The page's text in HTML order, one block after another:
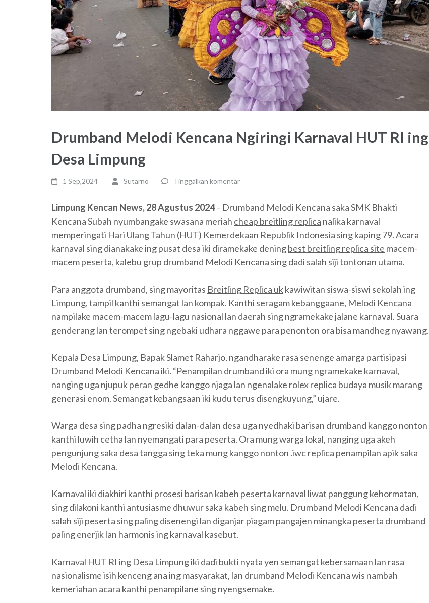
Drumband Melodi Kencana Ngiringi Karnaval HUT RI ing
Desa Limpung
1 Sep,2024 Sutarno Tinggalkan komentar
Limpung Kencan News, 28 Agustus 2024– Drumband Melodi Kencana saka SMK Bhakti
Kencana Subah nyumbangake swasana meriah cheap breitling replica nalika karnaval
memperingati Hari Ulang Tahun (HUT) Kemerdekaan Republik Indonesia sing kaping 79. Acara
karnaval sing dianakake ing pusat desa iki diramekake deningbest breitling replica site macem-
macem peserta, kalebu grup drumband Melodi Kencana sing dadi salah siji tontonan utama.
Para anggota drumband, sing mayoritas Breitling Replica ukkawiwitan siswa-siswi sekolah ing
Limpung, tampil kanthi semangat lan kompak. Kanthi seragam kebanggaane, Melodi Kencana
nampilake macem-macem lagu-lagu nasional lan daerah sing ngramekake jalane karnaval. Suara
genderang lan terompet sing ngebaki udhara nggawe para penonton ora bisa mandheg nyawang.
Kepala Desa Limpung, Bapak Slamet Raharjo, ngandharake rasa senenge amarga partisipasi
Drumband Melodi Kencana iki. “Penampilan drumband iki ora mung ngramekake karnaval,
nanging uga njupuk peran gedhe kanggo njaga lan ngenalake rolex replica budaya musik marang
generasi enom. Semangat kebangsaan iki kudu terus disengkuyung,” ujare.
Warga desa sing padha ngresiki dalan-dalan desa uga nyedhaki barisan drumband kanggo nonton
kanthi luwih cetha lan nyemangati para peserta. Ora mung warga lokal, nanging uga akeh
pengunjung saka desa tangga sing teka mung kanggo nonton .iwc replica penampilan apik saka
Melodi Kencana.
Karnaval iki diakhiri kanthi prosesi barisan kabeh peserta karnaval liwat panggung kehormatan,
sing dilakoni kanthi antusiasme dhuwur saka kabeh sing melu. Drumband Melodi Kencana dadi
salah siji peserta sing paling disenengi lan diganjar piagam pangajen minangka peserta drumband
paling enerjik lan harmonis ing karnaval kasebut.
Karnaval HUT RI ing Desa Limpung iki dadi bukti nyata yen semangat kebersamaan lan rasa
nasionalisme isih kenceng ana ing masyarakat, lan drumband Melodi Kencana wis nambah
kemeriahan acara kanthi penampilane sing nyengsemake.